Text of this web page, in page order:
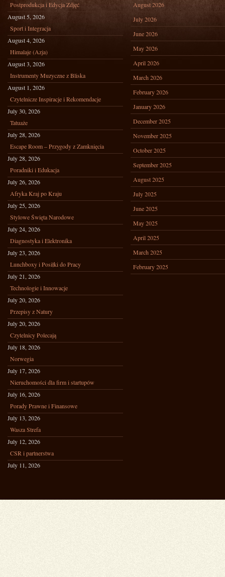
Postprodukcja i Edycja Zdjęć
August 5, 2026
Sport i Integracja
August 4, 2026
Himalaje (Azja)
August 3, 2026
Instrumenty Muzyczne z Bliska
August 1, 2026
Czytelnicze Inspiracje i Rekomendacje
July 30, 2026
Tatuaże
July 28, 2026
Escape Room – Przygody z Zamknięcia
July 28, 2026
Poradniki i Edukacja
July 26, 2026
Afryka Kraj po Kraju
July 25, 2026
Stylowe Święta Narodowe
July 24, 2026
Diagnostyka i Elektronika
July 23, 2026
Lunchboxy i Posiłki do Pracy
July 21, 2026
Technologie i Innowacje
July 20, 2026
Przepisy z Natury
July 20, 2026
Czytelnicy Polecają
July 18, 2026
Norwegia
July 17, 2026
Nieruchomości dla firm i startupów
July 16, 2026
Porady Prawne i Finansowe
July 13, 2026
Wasza Strefa
July 12, 2026
CSR i partnerstwa
July 11, 2026
August 2026
July 2026
June 2026
May 2026
April 2026
March 2026
February 2026
January 2026
December 2025
November 2025
October 2025
September 2025
August 2025
July 2025
June 2025
May 2025
April 2025
March 2025
February 2025